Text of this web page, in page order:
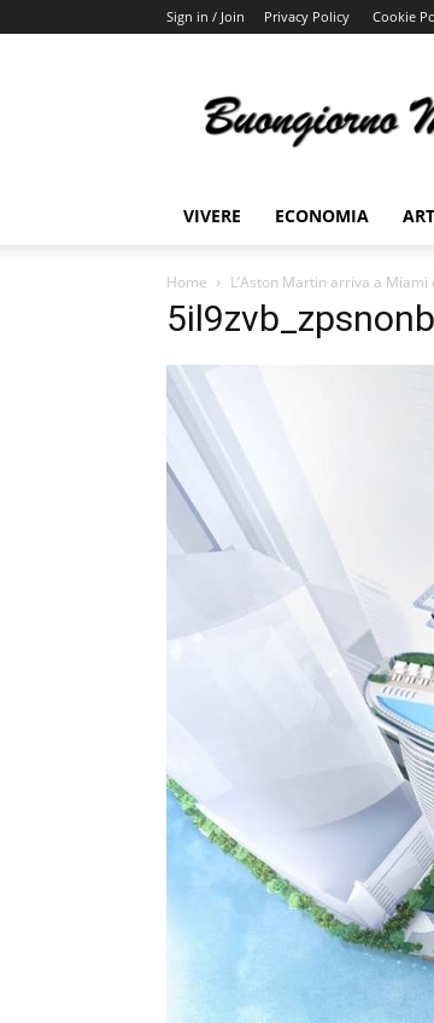
Sign in / Join Privacy Policy Cookie
Miami
VIVERE ECONOMIA
Home L’Aston Martin arriva a Miami